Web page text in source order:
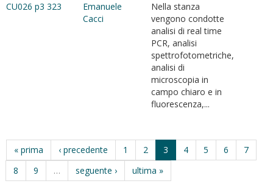
CU026 p3 323
Emanuele
Cacci
Nella stanza
vengono condotte
analisi di real time
PCR, analisi
spettrofotometriche,
analisi di
microscopia in
campo chiaro e in
fluorescenza,...
« prima ‹ precedente 1 2 3 4 5 6
7
8
9 … seguente › ultima »